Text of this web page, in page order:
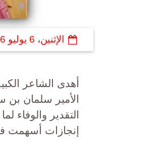
الإثنين، 6 يوليو 2026
أهدى الشاعر
الأمير سلمان بن
التقدير
إنجازات أسهمت